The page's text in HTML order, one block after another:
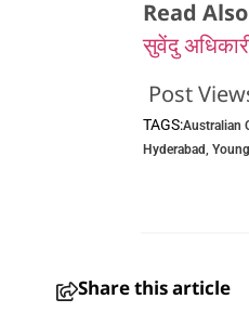
Read
सुवेंदु
Post
TAGS:Australian
Hyderabad,
Share this article